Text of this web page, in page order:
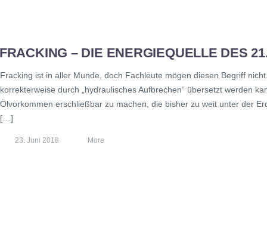
– DIE ENERGIEQUELLE DES
Fracking ist in aller Munde, doch Fachleute mögen diesen Begriff
korrekterweise durch „hydraulisches Aufbrechen“ übersetzt werden
Ölvorkommen erschließbar zu machen, die bisher zu weit unter der
[…]
23. Juni 2018 More